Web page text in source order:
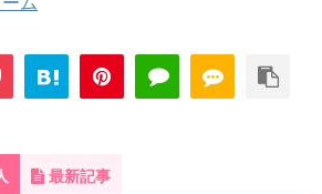
最新記事